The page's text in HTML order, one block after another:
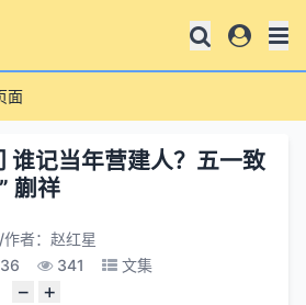
面
谁记当年营建人？五一致
蒯祥
作者：赵红星
341 文集
− +